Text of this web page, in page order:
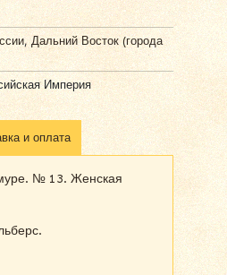
, Дальний Восток (города
Империя
и оплата
№ 13. Женская